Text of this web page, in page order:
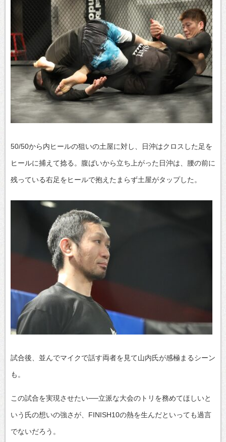
50/50から内ヒールの狙いの土屋に対し、日沖はクロスした足を
ヒールに捕えて捻る。腹ばいから立ち上がった日沖は、腰の前に
残っている右足をヒールで抱えたまらず土屋がタップした。
試合後、並んでマイクで話す両者を見て山内氏が感極まるシーン
も。
この試合を実現させたい──立派な大会のトリを務めてほしいと
いう氏の想いの強さが、FINISH10の熱を生んだといっても過言
でないだろう。